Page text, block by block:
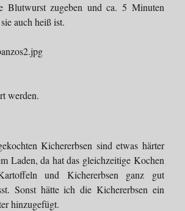
Blutwurst zugeben und ca. 5 Minuten
auch heiß ist.
werden.
Kichererbsen sind etwas härter
Laden, da hat das gleichzeitige Kochen
und Kichererbsen ganz gut
Sonst hätte ich die Kichererbsen ein
hinzugefügt.